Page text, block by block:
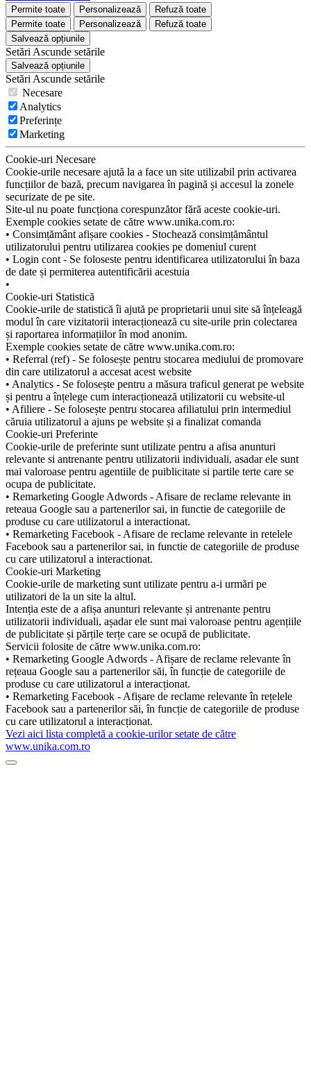
Permite toate Personalizează
Refuză toate
Permite toate
Personalizează
Refuză toate
Salvează opțiunile
Setări Ascunde setările
Salvează opțiunile
Setări Ascunde setările
Necesare
Analytics
Preferințe
Marketing
Cookie-uri Necesare
Cookie-urile necesare ajută la a face un site utilizabil prin activarea
funcțiilor de bază, precum navigarea în pagină și accesul la zonele
securizate de pe site.
Site-ul nu poate funcționa corespunzător fără aceste cookie-uri.
Exemple cookies setate de către www.unika.com.ro:
• Consimțământ afișare cookies - Stochează consimțământul
utilizatorului pentru utilizarea cookies pe domeniul curent
• Login cont - Se foloseste pentru identificarea utilizatorului în baza
de date și permiterea autentificării acestuia
•
Cookie-uri Statistică
Cookie-urile de statistică îi ajută pe proprietarii unui site să înțeleagă
modul în care vizitatorii interacționează cu site-urile prin colectarea
și raportarea informațiilor în mod anonim.
Exemple cookies setate de către www.unika.com.ro:
• Referral (ref) - Se folosește pentru stocarea mediului de promovare
din care utilizatorul a accesat acest website
• Analytics - Se folosește pentru a măsura traficul generat pe website
și pentru a înțelege cum interacționează utilizatorii cu website-ul
• Afiliere - Se folosește pentru stocarea afiliatului prin intermediul
căruia utilizatorul a ajuns pe website și a finalizat comanda
Cookie-uri Preferinte
Cookie-urile de preferinte sunt utilizate pentru a afisa anunturi
relevante si antrenante pentru utilizatorii individuali, asadar ele sunt
mai valoroase pentru agentiile de puiblicitate si partile terte care se
ocupa de publicitate.
• Remarketing Google Adwords - Afisare de reclame relevante in
reteaua Google sau a partenerilor sai, in functie de categoriile de
produse cu care utilizatorul a interactionat.
• Remarketing Facebook - Afisare de reclame relevante in retelele
Facebook sau a partenerilor sai, in functie de categoriile de produse
cu care utilizatorul a interactionat.
Cookie-uri Marketing
Cookie-urile de marketing sunt utilizate pentru a-i urmări pe
utilizatori de la un site la altul.
Intenția este de a afișa anunturi relevante și antrenante pentru
utilizatorii individuali, așadar ele sunt mai valoroase pentru agențiile
de publicitate și părțile terțe care se ocupă de publicitate.
Servicii folosite de către www.unika.com.ro:
• Remarketing Google Adwords - Afișare de reclame relevante în
rețeaua Google sau a partenerilor săi, în funcție de categoriile de
produse cu care utilizatorul a interacționat.
• Remarketing Facebook - Afișare de reclame relevante în rețelele
Facebook sau a partenerilor săi, în funcție de categoriile de produse
cu care utilizatorul a interacționat.
Vezi aici lista completă a cookie-urilor setate de către
www.unika.com.ro